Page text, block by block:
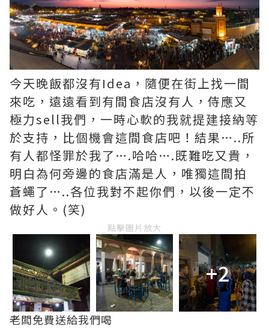
今天晚飯都沒有Idea，隨便在街上找一間
來吃，遠遠看到有間食店沒有人，侍應又
極力sell我們，一時心軟的我就提建接納等
於支持，比個機會這間食店吧！結果…..所
有人都怪罪於我了….哈哈….既難吃又貴，
明白為何旁邊的食店滿是人，唯獨這間拍
蒼蠅了…..各位我對不起你們，以後一定不
做好人。(笑)
點擊圖片放大
+2
老闆免費送給我們喝